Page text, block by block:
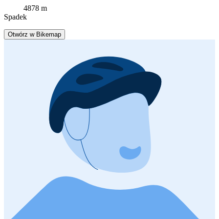
4878 m
Spadek
Otwórz w Bikemap